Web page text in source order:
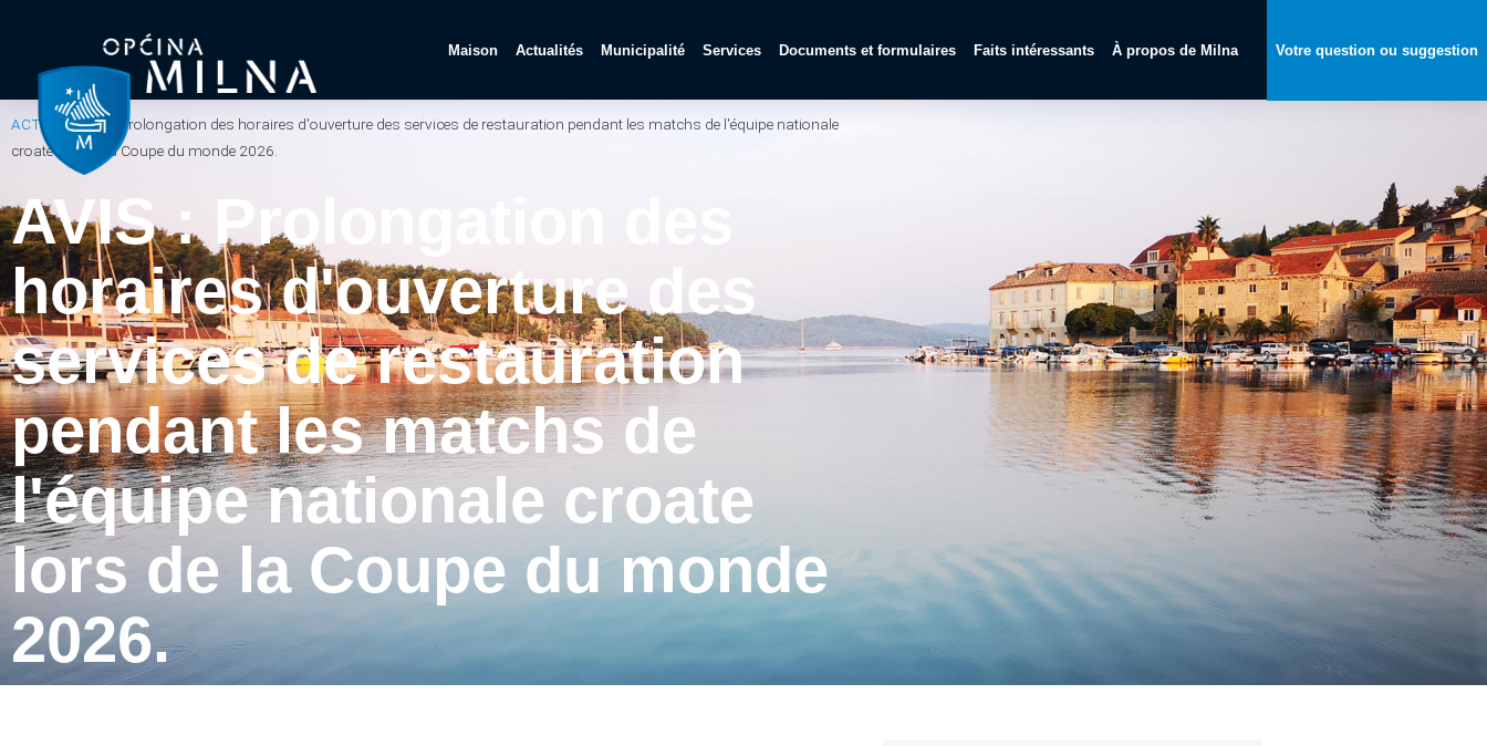
Maison Actualités Municipalité Services Documents et formulaires Faits intéressants À propos de Milna Votre question ou suggestion
ACTUEL/AVIS : Prolongation des horaires d'ouverture des services de restauration pendant les matchs de l'équipe nationale
croate lors de la Coupe du monde 2026.
AVIS : Prolongation des
horaires d'ouverture des
services de restauration
pendant les matchs de
l'équipe nationale croate
lors de la Coupe du monde
2026.